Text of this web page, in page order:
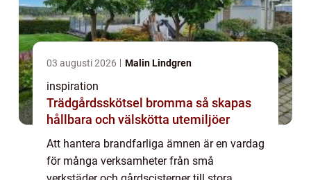
03 augusti 2026 Malin Lindgren
inspiration
Trädgårdsskötsel bromma så skapas
hållbara och välskötta utemiljöer
Att hantera brandfarliga ämnen är en vardag
för många verksamheter från små